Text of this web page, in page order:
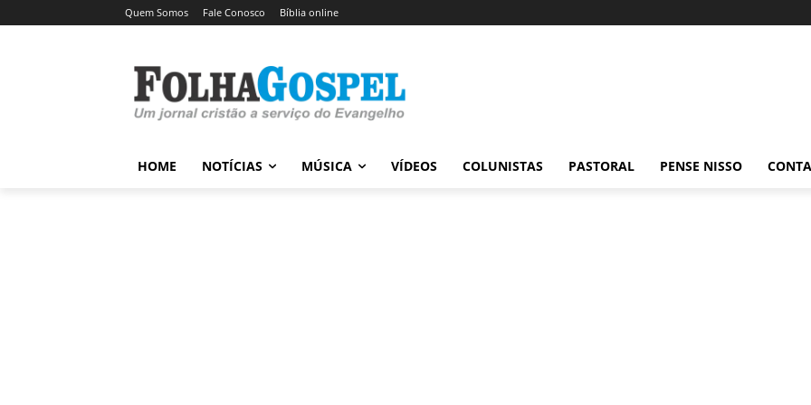
Quem Somos Fale Conosco Bíblia online
HOME NOTÍCIAS MÚSICA VÍDEOS COLUNISTAS PASTORAL PENSE NISSO